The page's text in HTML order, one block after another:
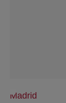
Madrid